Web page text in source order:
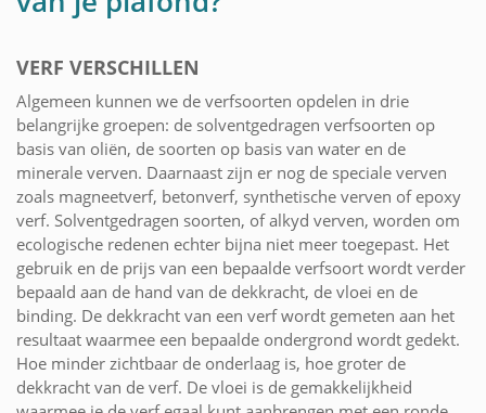
VERF VERSCHILLEN
Algemeen kunnen we de verfsoorten opdelen in drie
belangrijke groepen: de solventgedragen verfsoorten op
basis van oliën, de soorten op basis van water en de
minerale verven. Daarnaast zijn er nog de speciale verven
zoals magneetverf, betonverf, synthetische verven of epoxy
verf. Solventgedragen soorten, of alkyd verven, worden om
ecologische redenen echter bijna niet meer toegepast. Het
gebruik en de prijs van een bepaalde verfsoort wordt verder
bepaald aan de hand van de dekkracht, de vloei en de
binding. De dekkracht van een verf wordt gemeten aan het
resultaat waarmee een bepaalde ondergrond wordt gedekt.
Hoe minder zichtbaar de onderlaag is, hoe groter de
dekkracht van de verf. De vloei is de gemakkelijkheid